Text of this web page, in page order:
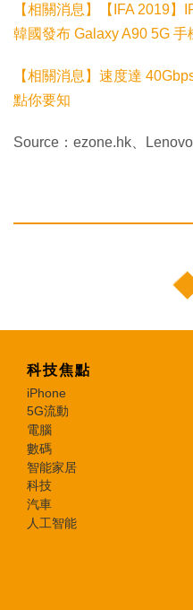
【相關消息】【IFA 2019
韓國發布 Galaxy A90 5G 手
【相關消息】速度達
點你要知
Source：ezone.hk、Lenovo
科技焦點
iPhone
5G流動
電腦
數碼
智能家居
科技
汽車
人工智能